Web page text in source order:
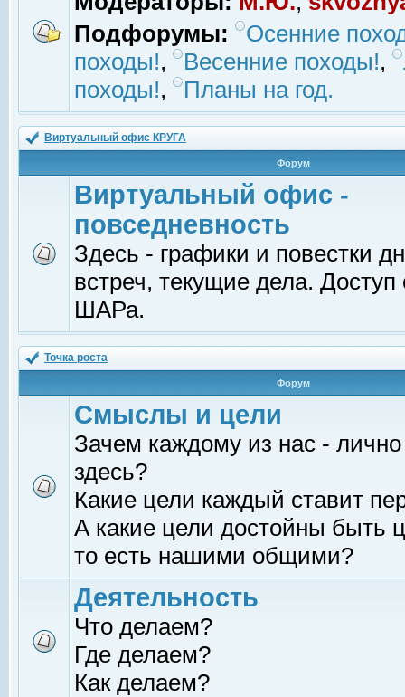
Подфорумы:
Осенние
походы!, Весенние походы!,
походы!, Планы на год.
Виртуальный офис КРУГА
Форум
Виртуальный офис -
повседневность
Здесь - графики и повестки
встреч, текущие дела.
ШАРа.
Точка роста
Форум
Смыслы и цели
Зачем каждому из нас -
здесь?
Какие цели каждый ставит
А какие цели достойны быть
то есть нашими общими?
Деятельность
Что делаем?
Где делаем?
Как делаем?